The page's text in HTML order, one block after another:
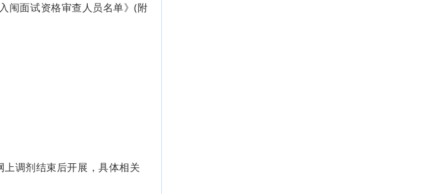
闱面试资格审查人员名单》(附
调剂结束后开展，具体相关